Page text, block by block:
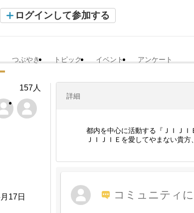
ログインして参加する
つぶやき トピック イベント アンケート
詳細
都内を中心に活動する『ＪＩＪ
ＪＩＪＩＥを愛してやまない貴
コミュニティ
157人
17日